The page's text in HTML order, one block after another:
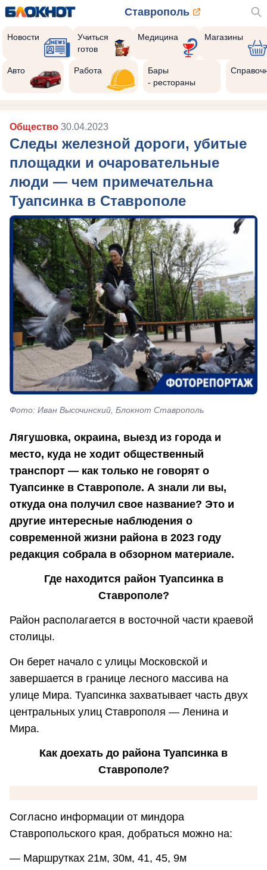
Ставрополь
Новости
Учиться
готов
Медицина Магазины
Авто Работа
Бары
- рестораны
Общество 30.04.2023
Следы железной дороги, убитые
площадки и очаровательные
люди — чем примечательна
Туапсинка в Ставрополе
Фото: Иван Высочинский, Блокнот Ставрополь
Лягушовка, окраина, выезд из города и
место, куда не ходит общественный
транспорт — как только не говорят о
Туапсинке в Ставрополе. А знали ли вы,
откуда она получил свое название? Это и
другие интересные наблюдения о
современной жизни района в 2023 году
редакция собрала в обзорном материале.
Где находится район Туапсинка в
Ставрополе?
Район располагается в восточной части краевой
столицы.
Ставрополь
Яндекс Карты — транспорт, навигация, поиск ме
Он берет начало с улицы Московской и
завершается в границе лесного массива на
улице Мира. Туапсинка захватывает часть двух
центральных улиц Ставрополя — Ленина и
Мира.
Как доехать до района Туапсинка в
Ставрополе?
Согласно информации от миндора
Ставропольского края, добраться можно на:
— Маршрутках 21м, 30м, 41, 45, 9м